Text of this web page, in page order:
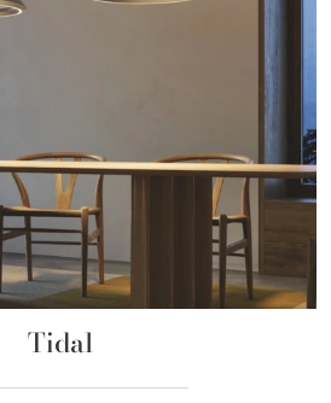
Tidal